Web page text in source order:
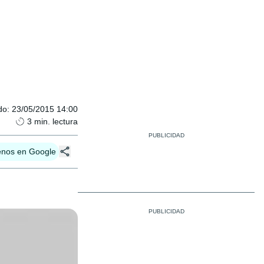
: 23/05/2015 14:00
3 min. lectura
en Google